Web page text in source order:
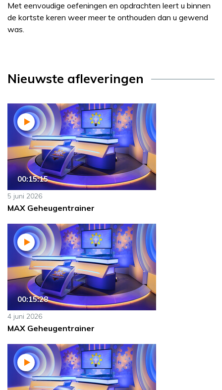
Met eenvoudige oefeningen en opdrachten leert u binnen
de kortste keren weer meer te onthouden dan u gewend
was.
Nieuwste afleveringen
00:15:15
5 juni 2026
MAX Geheugentrainer
00:15:28
4 juni 2026
MAX Geheugentrainer